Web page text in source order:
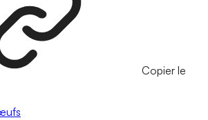
Copier le